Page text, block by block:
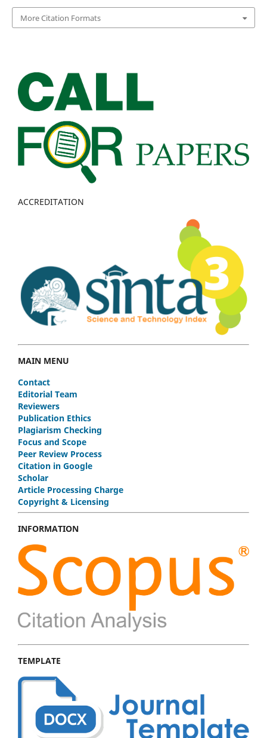
More Citation Formats
ACCREDITATION
MAIN MENU
Contact
Editorial Team
Reviewers
Publication Ethics
Plagiarism Checking
Focus and Scope
Peer Review Process
Citation in Google
Scholar
Article Processing Charge
Copyright & Licensing
INFORMATION
TEMPLATE